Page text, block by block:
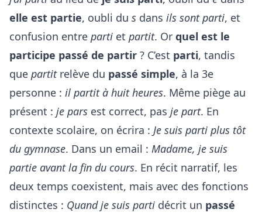
elle est partie, oubli du s dans ils sont parti, et
confusion entre parti et partit. Or quel est le
participe passé de partir ? C’est parti, tandis
que partitrelève du passé simple, à la 3e
personne : il partit à huit heures. Même piège au
présent : je pars est correct, pas je part. En
contexte scolaire, on écrira : Je suis parti plus tôt
du gymnase. Dans un email : Madame, je suis
partie avant la fin du cours. En récit narratif, les
deux temps coexistent, mais avec des fonctions
distinctes : Quand je suis parti décrit un passé